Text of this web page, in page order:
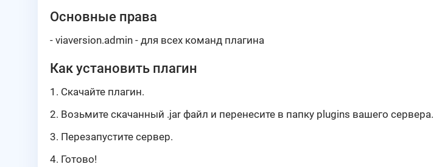
Основные права
- viaversion.admin - для всех команд плагина
Как установить плагин
1. Скачайте плагин.
2. Возьмите скачанный .jar файл и перенесите в папку plugins вашего сервера.
3. Перезапустите сервер.
4. Готово!